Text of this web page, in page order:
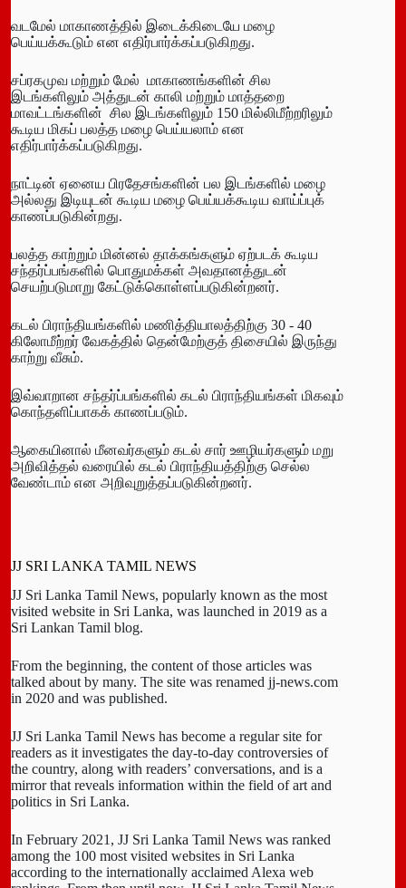
வடமேல் மாகாணத்தில் இடைக்கிடையே மழை
பெய்யக்கூடும் என எதிர்பார்க்கப்படுகிறது.
சப்ரகமுவ மற்றும் மேல் மாகாணங்களின் சில
இடங்களிலும் அத்துடன் காலி மற்றும் மாத்தறை
மாவட்டங்களின் சில இடங்களிலும் 150 மில்லிமீற்றரிலும்
கூடிய மிகப் பலத்த மழை பெய்யலாம் என
எதிர்பார்க்கப்படுகிறது.
நாட்டின் ஏனைய பிரதேசங்களின் பல இடங்களில் மழை
அல்லது இடியுடன் கூடிய மழை பெய்யக்கூடிய வாய்ப்புக்
காணப்படுகின்றது.
பலத்த காற்றும் மின்னல் தாக்கங்களும் ஏற்படக் கூடிய
சந்தர்ப்பங்களில் பொதுமக்கள் அவதானத்துடன்
செயற்படுமாறு கேட்டுக்கொள்ளப்படுகின்றனர்.
கடல் பிராந்தியங்களில் மணித்தியாலத்திற்கு 30 ‐ 40
கிலோமீற்றர் வேகத்தில் தென்மேற்குத் திசையில் இருந்து
காற்று வீசும்.
இவ்வாறான சந்தர்ப்பங்களில் கடல் பிராந்தியங்கள் மிகவும்
கொந்தளிப்பாகக் காணப்படும்.
ஆகையினால் மீனவர்களும் கடல் சார் ஊழியர்களும் மறு
அறிவித்தல் வரையில் கடல் பிராந்தியத்திற்கு செல்ல
வேண்டாம் என அறிவுறுத்தப்படுகின்றனர்.
JJ SRI LANKA TAMIL NEWS
JJ Sri Lanka Tamil News, popularly known as the most
visited website in Sri Lanka, was launched in 2019 as a
Sri Lankan Tamil blog.
From the beginning, the content of those articles was
talked about by many. The site was renamed jj-news.com
in 2020 and was published.
JJ Sri Lanka Tamil News has become a regular site for
readers as it investigates the day-to-day controversies of
the country, along with readers’ conversations, and is a
mirror that reveals information within the field of art and
politics in Sri Lanka.
In February 2021, JJ Sri Lanka Tamil News was ranked
among the 100 most visited websites in Sri Lanka
according to the internationally acclaimed Alexa web